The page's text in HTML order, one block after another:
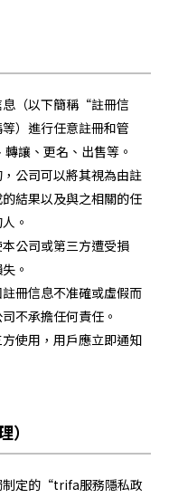
息（以下簡稱“註冊信
）進行任意註冊和管
讓、更名、出售等。
公司可以將其視為由註
結果以及與之相關的任
。
公司或第三方遭受損
。
冊信息不准確或虛假而
不承擔任何責任。
使用，用戶應立即通知
）
制定的“trifa服務隱私政